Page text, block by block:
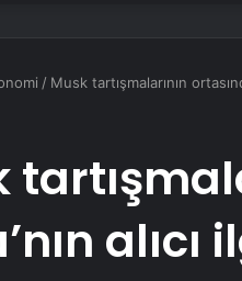
/ Musk tartışmalarının